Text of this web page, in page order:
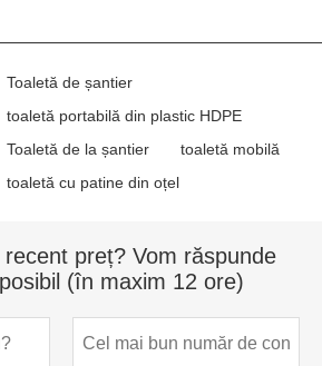
Toaletă de șantier
toaletă portabilă din plastic HDPE
Toaletă de la șantier
toaletă mobilă
toaletă cu patine din oțel
preț? Vom răspunde
(în maxim 12 ore)